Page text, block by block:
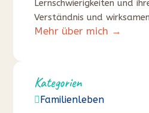
Lernschwierigkeiten und
Verständnis und
Mehr über mich →
Kategorien
 Familienleben